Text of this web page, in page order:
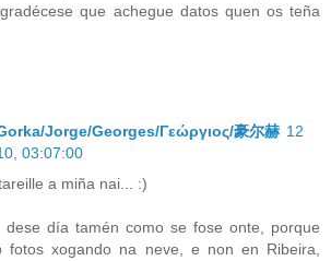
que achegue datos quen os teña
Jorge/Georges/Γεώργιος/豪尔赫 12
03:07:00
a miña nai... :)
dese día tamén como se fose onte, porque
fotos xogando na neve, e non en Ribeira,